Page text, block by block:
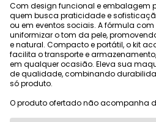
Com design funcional e embalagem
quem busca praticidade e
ou em eventos sociais. A fórmula
uniformizar o tom da pele,
e natural. Compacto e portátil, o kit
facilita o transporte e
em qualquer ocasião. Eleva sua
de qualidade, combinando
só produto.
O produto ofertado não acompanha